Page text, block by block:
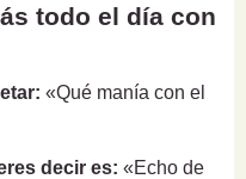
todo el día con
«Qué manía con el
decir es: «Echo de